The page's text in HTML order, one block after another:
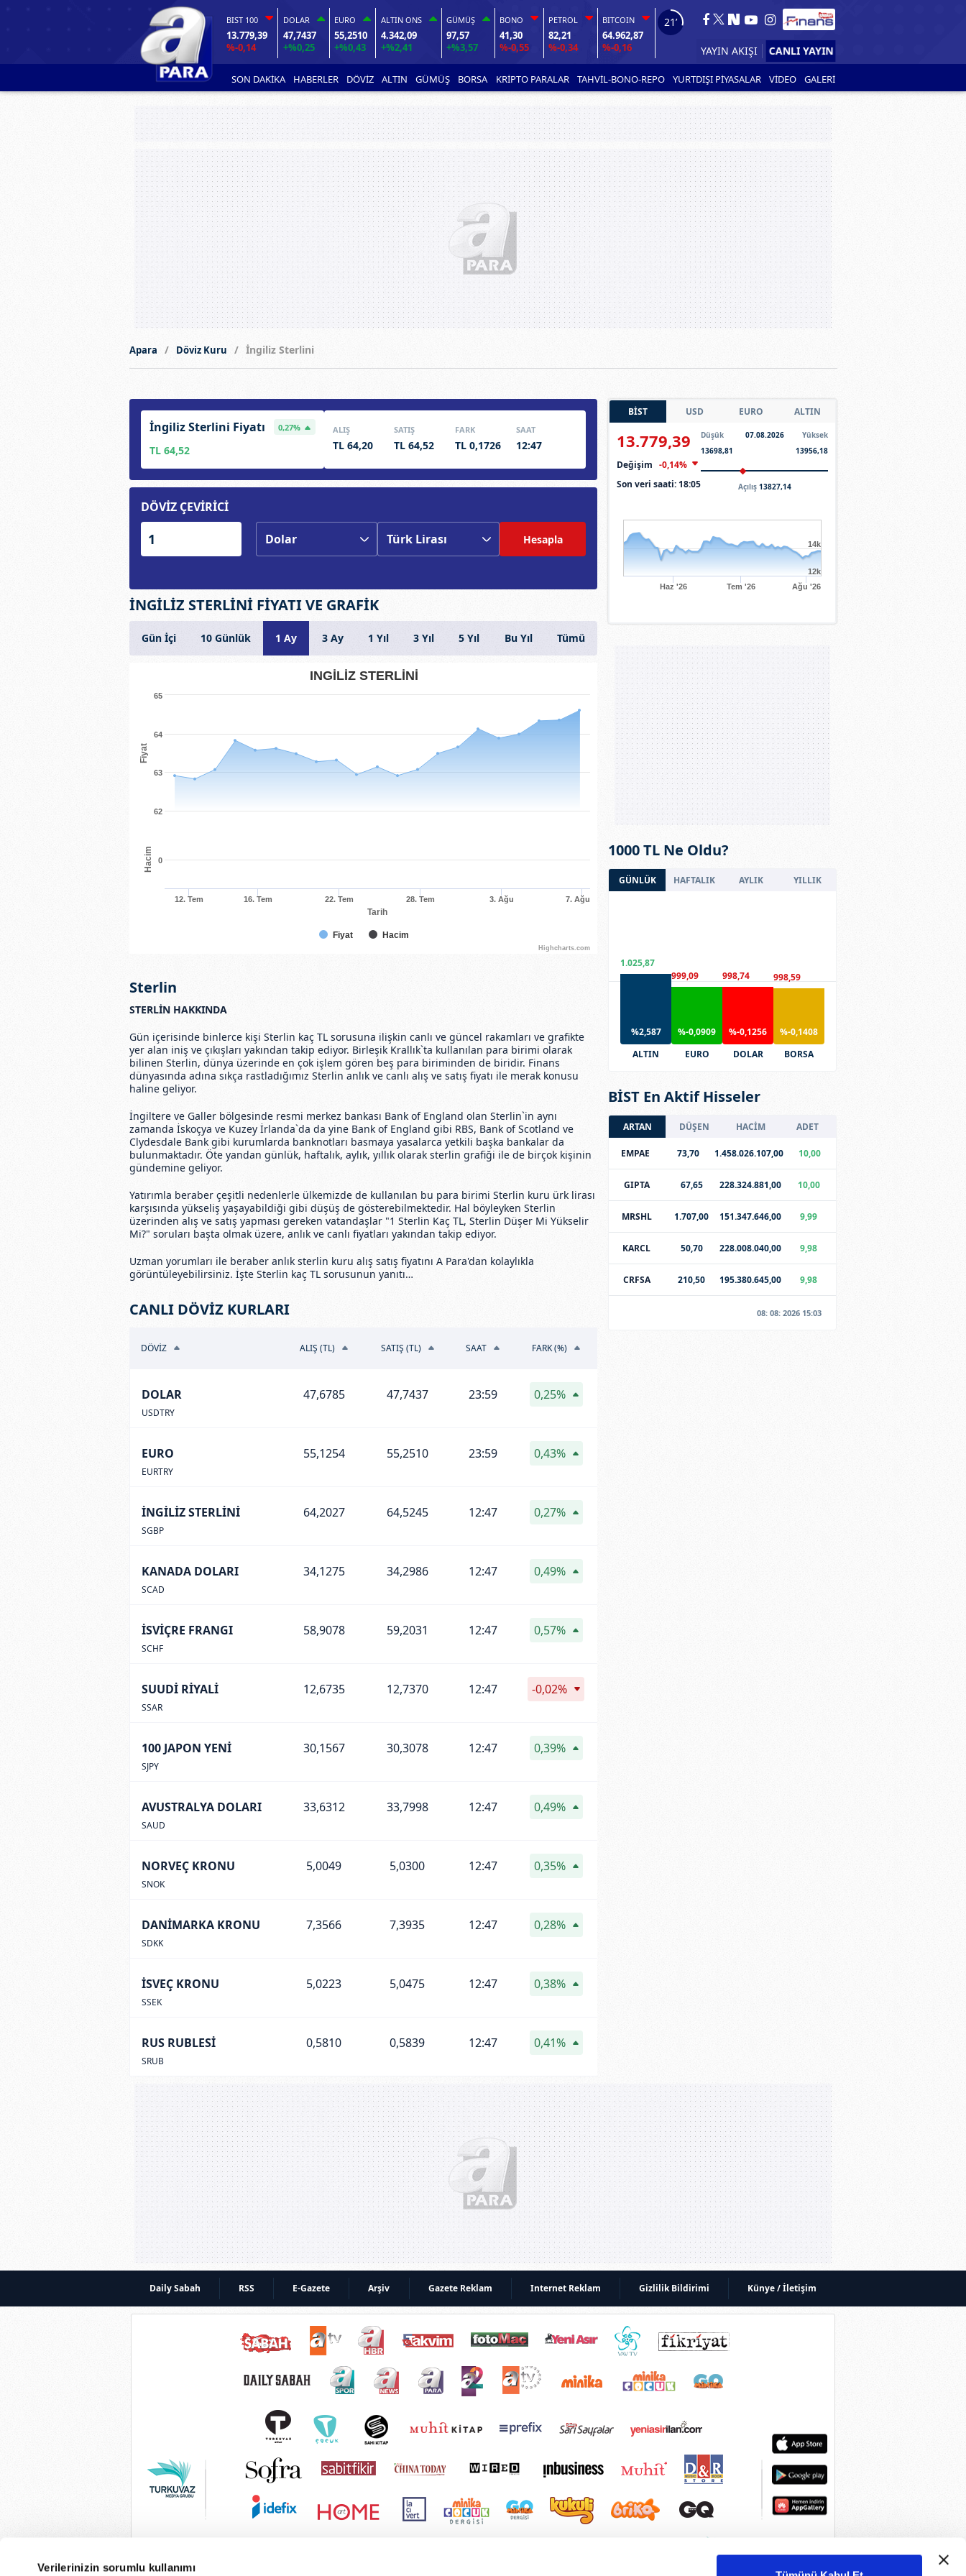
Verilerinizin sorumlu kullanımı
BIST 100
13.779,39
%-0,14
DOLAR
47,7437
+%0,25
EURO
55,2510
+%0,43
ALTIN ONS
4.342,09
+%2,41
GÜMÜŞ
97,57
+%3,57
BONO
41,30
%-0,55
PETROL
82,21
%-0,34
BITCOIN
64.962,87
%-0,16
20’
YAYIN AKIŞI CANLI YAYIN
SON DAKİKA HABERLER DÖVİZ ALTIN GÜMÜŞ BORSA KRİPTO PARALAR TAHVİL-BONO-REPO YURTDIŞI PİYASALAR VİDEO GALERİ
Apara Döviz Kuru İngiliz Sterlini
İngiliz Sterlini Fiyatı 0,27%
TL 64,52
ALIŞ
TL 64,20
SATIŞ
TL 64,52
FARK
TL 0,1726
SAAT
12:47
DÖVİZ ÇEVİRİCİ
Hesapla
İNGİLİZ STERLİNİ FİYATI VE GRAFİK
Gün İçi 10 Günlük 1 Ay 3 Ay 1 Yıl 3 Yıl 5 Yıl Bu Yıl Tümü
Tarih
Fiyat
Hacim
INGİLİZ STERLİNİ
Fiyat Hacim
22. Tem 28. Tem 3. Ağu 7. Ağu
12. Tem 16. Tem
62
63
64
65
0
Highcharts.com
Sterlin
STERLİN HAKKINDA
Gün içerisinde binlerce kişi Sterlin kaç TL sorusuna ilişkin canlı ve güncel rakamları ve grafikte
yer alan iniş ve çıkışları yakından takip ediyor. Birleşik Krallık`ta kullanılan para birimi olarak
bilinen Sterlin, dünya üzerinde en çok işlem gören beş para biriminden de biridir. Finans
dünyasında adına sıkça rastladığımız Sterlin anlık ve canlı alış ve satış fiyatı ile merak konusu
haline geliyor.
İngiltere ve Galler bölgesinde resmi merkez bankası Bank of England olan Sterlin`in aynı
zamanda İskoçya ve Kuzey İrlanda`da da yine Bank of England gibi RBS, Bank of Scotland ve
Clydesdale Bank gibi kurumlarda banknotları basmaya yasalarca yetkili başka bankalar da
bulunmaktadır. Öte yandan günlük, haftalık, aylık, yıllık olarak sterlin grafiği ile de birçok kişinin
gündemine geliyor.
Yatırımla beraber çeşitli nedenlerle ülkemizde de kullanılan bu para birimi Sterlin kuru ürk lirası
karşısında yükseliş yaşayabildiği gibi düşüş de gösterebilmektedir. Hal böyleyken Sterlin
üzerinden alış ve satış yapması gereken vatandaşlar "1 Sterlin Kaç TL, Sterlin Düşer Mi Yükselir
Mi?" soruları başta olmak üzere, anlık ve canlı fiyatları yakından takip ediyor.
Uzman yorumları ile beraber anlık sterlin kuru alış satış fiyatını A Para'dan kolaylıkla
görüntüleyebilirsiniz. İşte Sterlin kaç TL sorusunun yanıtı…
CANLI DÖVİZ KURLARI
DÖVİZ ALIŞ (TL) SATIŞ (TL) SAAT FARK (%)
DOLAR
USDTRY
47,6785 47,7437 23:59 0,25%
EURO
EURTRY
55,1254 55,2510 23:59 0,43%
İNGİLİZ STERLİNİ
SGBP
64,2027 64,5245 12:47 0,27%
KANADA DOLARI
SCAD
34,1275 34,2986 12:47 0,49%
İSVİÇRE FRANGI
SCHF
58,9078 59,2031 12:47 0,57%
SUUDİ RİYALİ
SSAR
12,6735 12,7370 12:47 -0,02%
100 JAPON YENİ
SJPY
30,1567 30,3078 12:47 0,39%
AVUSTRALYA DOLARI
SAUD
33,6312 33,7998 12:47 0,49%
NORVEÇ KRONU
SNOK
5,0049 5,0300 12:47 0,35%
DANİMARKA KRONU
SDKK
7,3566 7,3935 12:47 0,28%
İSVEÇ KRONU
SSEK
5,0223 5,0475 12:47 0,38%
RUS RUBLESİ
SRUB
0,5810 0,5839 12:47 0,41%
BİST USD EURO ALTIN
13.779,39
Değişim -0,14%
Son veri saati: 18:05
Düşük
13698,81
07.08.2026
Yüksek
13956,18
Açılış 13827,14
Haz '26 Tem '26 Ağu '26
12k
14k
1000 TL Ne Oldu?
GÜNLÜK HAFTALIK AYLIK YILLIK
1.025,87
%2,587
ALTIN
999,09
%-0,0909
EURO
998,74
%-0,1256
DOLAR
998,59
%-0,1408
BORSA
BİST En Aktif Hisseler
ARTAN DÜŞEN HACİM ADET
EMPAE 73,70 1.458.026.107,00 10,00
GIPTA 67,65 228.324.881,00 10,00
MRSHL 1.707,00 151.347.646,00 9,99
KARCL 50,70 228.008.040,00 9,98
CRFSA 210,50 195.380.645,00 9,98
08: 08: 2026 15:03
Daily Sabah RSS E-Gazete Arşiv Gazete Reklam Internet Reklam Gizlilik Bildirimi Künye / İletişim